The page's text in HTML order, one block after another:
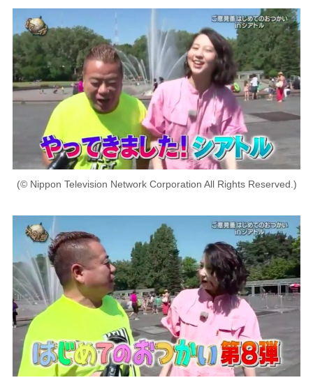
(© Nippon Television Network Corporation All Rights Reserved.)